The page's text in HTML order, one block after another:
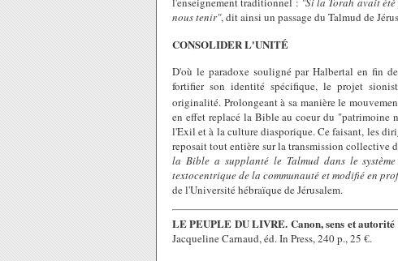
nous tenir", dit ainsi un passage du Talmud de
CONSOLIDER L'UNITÉ
D'où le paradoxe souligné par Halbertal en fin
fortifier son identité spécifique, le projet
originalité. Prolongeant à sa manière le
en effet replacé la Bible au coeur du
l'Exil et à la culture diasporique. Ce faisant, les
reposait tout entière sur la transmission
la Bible a supplanté le Talmud dans le
textocentrique de la communauté et modifié en
de l'Université hébraïque de Jérusalem.
LE PEUPLE DU LIVRE. Canon, sens et
Jacqueline Carnaud, éd. In Press, 240 p., 25 €.